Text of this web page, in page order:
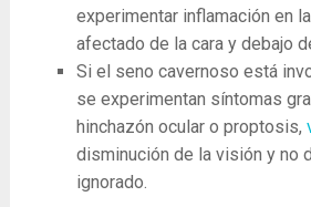
experimentar inflamación en
afectado de la cara y debajo
Si el seno cavernoso está
se experimentan síntomas
hinchazón ocular o proptosis,
disminución de la visión y no
ignorado.